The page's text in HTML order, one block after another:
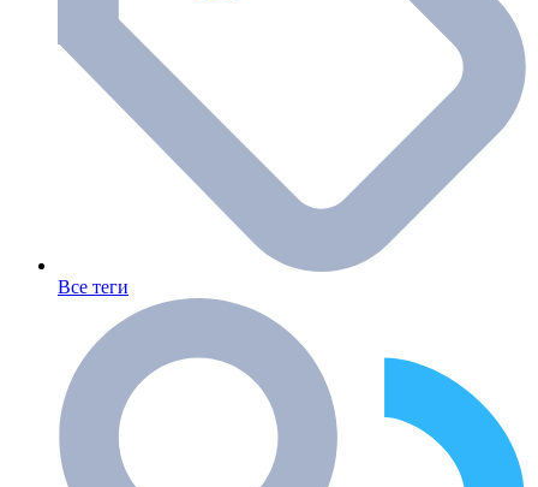
Все теги